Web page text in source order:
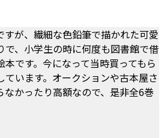
すが、繊細な色鉛筆で描かれた可愛
で、小学生の時に何度も図書館で借
です。今になって当時買ってもら
います。オークションや古本屋さ
なかったり高額なので、是非全6巻